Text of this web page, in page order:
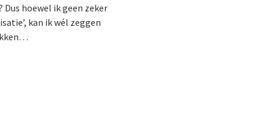
Dus hoewel ik geen zeker
kan ik wél zeggen